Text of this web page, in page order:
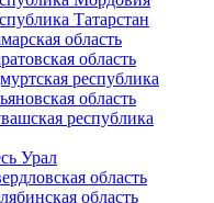
Татарстан
область
область
республика
область
республика
Урал
область
область